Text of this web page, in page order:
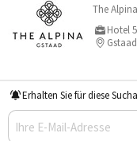
The
Hotel
Gstaad
Erhalten Sie für diese